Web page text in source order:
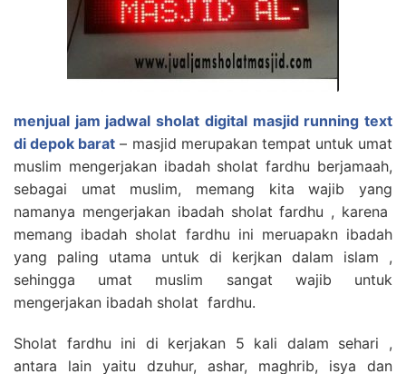
menjual jam jadwal sholat digital masjid running text
di depok barat – masjid merupakan tempat untuk umat
muslim mengerjakan ibadah sholat fardhu berjamaah,
sebagai umat muslim, memang kita wajib yang
namanya mengerjakan ibadah sholat fardhu , karena
memang ibadah sholat fardhu ini meruapakn ibadah
yang paling utama untuk di kerjkan dalam islam ,
sehingga umat muslim sangat wajib untuk
mengerjakan ibadah sholat fardhu.
Sholat fardhu ini di kerjakan 5 kali dalam sehari ,
antara lain yaitu dzuhur, ashar, maghrib, isya dan